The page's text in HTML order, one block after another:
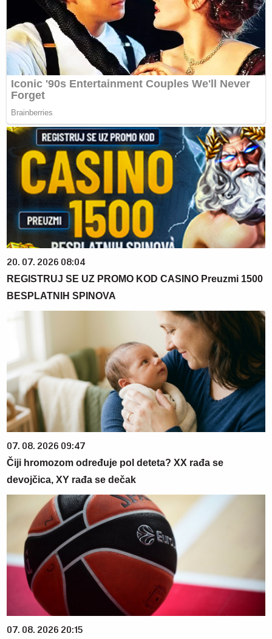
20. 07. 2026 08:04
REGISTRUJ SE UZ PROMO KOD CASINO Preuzmi 1500
BESPLATNIH SPINOVA
07. 08. 2026 09:47
Čiji hromozom određuje pol deteta? XX rađa se
devojčica, XY rađa se dečak
07. 08. 2026 20:15